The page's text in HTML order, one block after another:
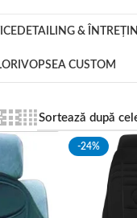
DETAILING &
VOPSEA CUSTOM
-24%